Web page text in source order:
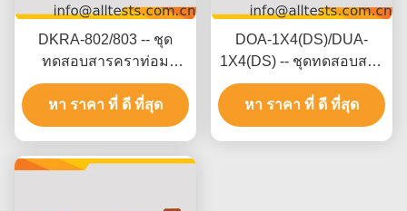
DKRA-802/803 -- ชุด
ทดสอบสารคราท่อม
(KRA) อย่างรวดเร็ว (จาก
น้ำลาย)(แบบตลับ/อุปกรณ์)
หา ราคา ที่ ดี ที่สุด
DOA-1X4(DS)/DUA-
1X4(DS) -- ชุดทดสอบสาร
เสพติดหลายชนิด 2-20
ชนิด (ปัสสาวะ)
หา ราคา ที่ ดี ที่สุด